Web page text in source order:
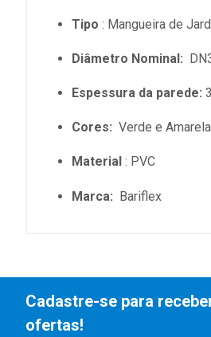
Tipo : Mangueira de
Diâmetro Nominal:
Espessura da parede:
Cores: Verde e Amarela
Material : PVC
Marca: Bariflex
Cadastre-se para
ofertas!